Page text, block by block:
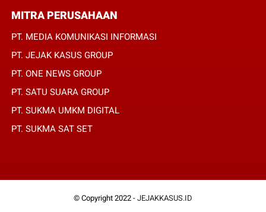
MITRA PERUSAHAAN
PT. MEDIA KOMUNIKASI INFORMASI
PT. JEJAK KASUS GROUP
PT. ONE NEWS GROUP
PT. SATU SUARA GROUP
PT. SUKMA UMKM DIGITAL
PT. SUKMA SAT SET
© Copyright 2022 - JEJAKKASUS.ID